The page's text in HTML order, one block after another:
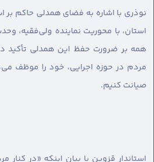
نوذری با اشاره به فضای همدلی حاکم
استان، با محوریت نماینده ولی‌فقیه،
همه بر ضرورت حفظ این همدلی تأکید
مردم در حوزه اجرایی، خود را موظف
صیانت کنیم.
استاندار قزوین با بیان اینکه «در